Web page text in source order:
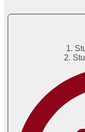
1.
2.